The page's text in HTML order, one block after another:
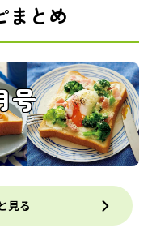
まとめ
号
見る